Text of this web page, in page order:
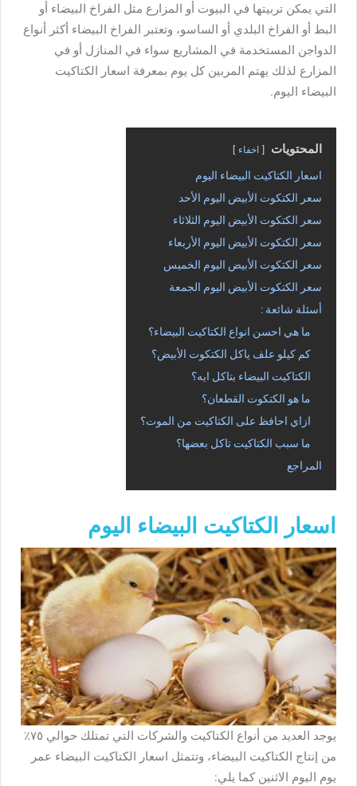
التي يمكن تربيتها في البيوت أو المزارع مثل الفراخ البيضاء أو
البط أو الفراخ البلدي أو الساسو، وتعتبر الفراخ البيضاء أكثر أنواع
الدواجن المستخدمة في المشاريع سواء في المنازل أو في
المزارع لذلك يهتم المربين كل يوم بمعرفة اسعار الكتاكيت
البيضاء اليوم.
المحتويات اخفاء
اسعار الكتاكيت البيضاء اليوم
سعر الكتكوت الأبيض اليوم الأحد
سعر الكتكوت الأبيض اليوم الثلاثاء
سعر الكتكوت الأبيض اليوم الأربعاء
سعر الكتكوت الأبيض اليوم الخميس
سعر الكتكوت الأبيض اليوم الجمعة
أسئلة شائعة :
ما هي احسن انواع الكتاكيت البيضاء؟
كم كيلو علف ياكل الكتكوت الأبيض؟
الكتاكيت البيضاء بتاكل ايه؟
ما هو الكتكوت القطعان؟
ازاي احافظ على الكتاكيت من الموت؟
ما سبب الكتاكيت تاكل بعضها؟
المراجع
اسعار الكتاكيت البيضاء اليوم
يوجد العديد من أنواع الكتاكيت والشركات التي تمتلك حوالي ٧٥٪
من إنتاج الكتاكيت البيضاء، وتتمثل اسعار الكتاكيت البيضاء عمر
يوم اليوم الاثنين كما يلي: